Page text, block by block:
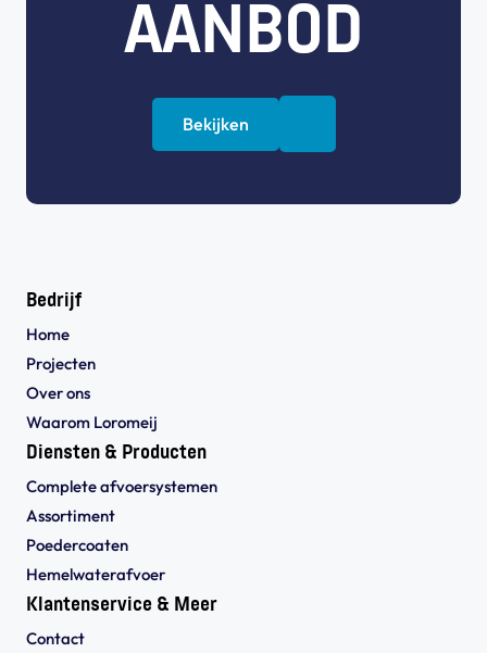
AANBOD
Bekijken
Bedrijf
Home
Projecten
Over ons
Waarom Loromeij
Diensten & Producten
Complete afvoersystemen
Assortiment
Poedercoaten
Hemelwaterafvoer
Klantenservice & Meer
Contact